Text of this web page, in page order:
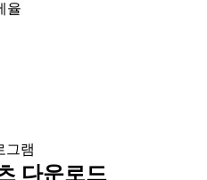
율
그램
다운로드